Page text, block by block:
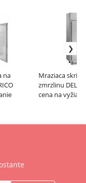
na
Mraziaca
zmrzlinu
cena na